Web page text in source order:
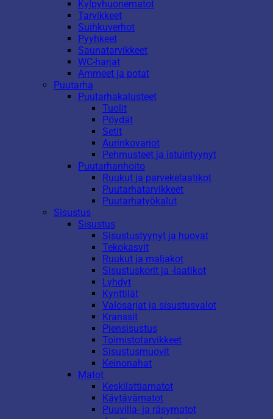
Kylpyhuonematot
Tarvikkeet
Suihkuverhot
Pyyhkeet
Saunatarvikkeet
WC-harjat
Ammeet ja potat
Puutarha
Puutarhakalusteet
Tuolit
Pöydät
Setit
Aurinkovarjot
Pehmusteet ja istuintyynyt
Puutarhanhoito
Ruukut ja parvekelaatikot
Puutarhatarvikkeet
Puutarhatyökalut
Sisustus
Sisustus
Sisustustyynyt ja huovat
Tekokasvit
Ruukut ja maljakot
Sisustuskorit ja -laatikot
Lyhdyt
Kynttilät
Valosarjat ja sisustusvalot
Kranssit
Piensisustus
Toimistotarvikkeet
Sisustusmuovit
Keinonahat
Matot
Keskilattiamatot
Käytävämatot
Puuvilla- ja räsymatot